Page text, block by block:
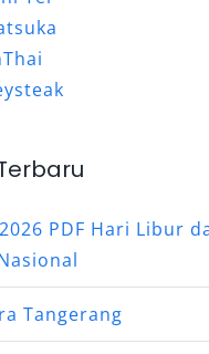
PDF Hari Libur
Tangerang